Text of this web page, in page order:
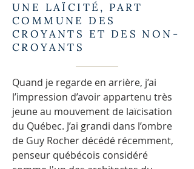
UNE LAÏCITÉ, PART
COMMUNE DES
CROYANTS ET DES NON-
CROYANTS
Quand je regarde en arrière, j’ai
l’impression d’avoir appartenu très
jeune au mouvement de laïcisation
du Québec. J’ai grandi dans l’ombre
de Guy Rocher décédé récemment,
penseur québécois considéré